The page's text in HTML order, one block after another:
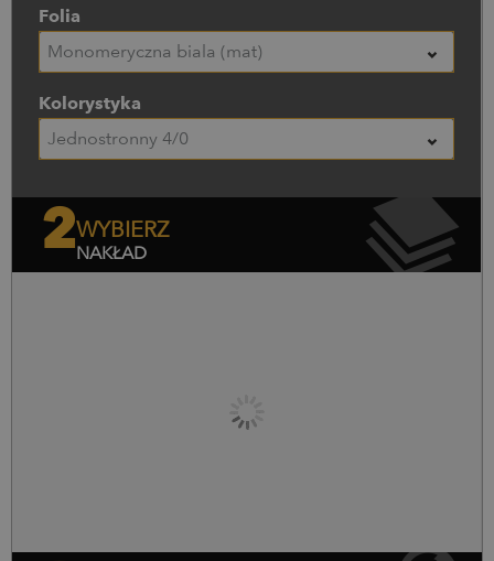
Folia
Monomeryczna biała (mat)
Kolorystyka
Jednostronny 4/0
2WYBIERZ
NAKŁAD